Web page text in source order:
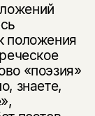
положения
«поэзия»
знаете,